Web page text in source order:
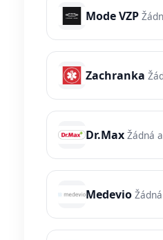
Mode VZP
Zachranka
Dr.Max Žádná
Medevio